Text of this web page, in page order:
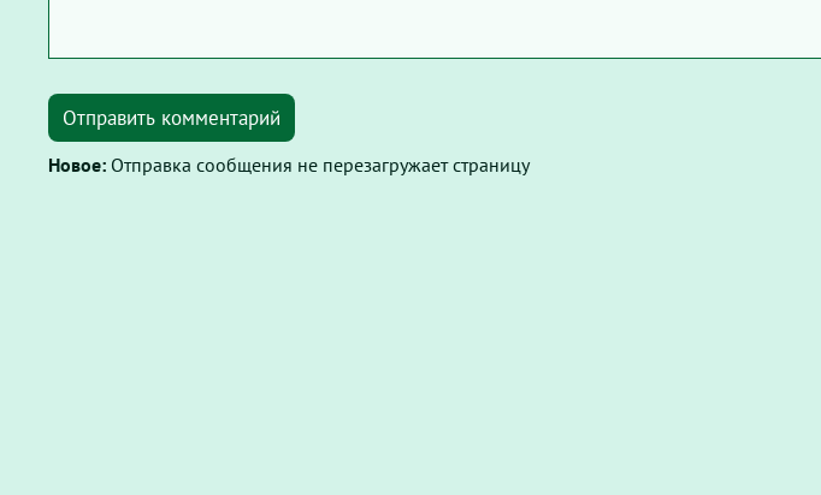
Отправить комментарий
Новое: Отправка сообщения не перезагружает страницу